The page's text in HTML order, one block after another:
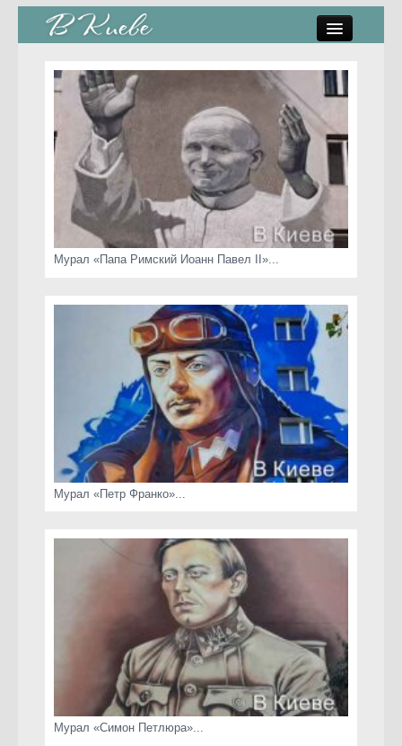
стрит-арт
коты Киева
скамейки
часы Киева
Мурал «Папа Римский Иоанн Павел II»...
Мурал «Петр Франко»...
Мурал «Симон Петлюра»...